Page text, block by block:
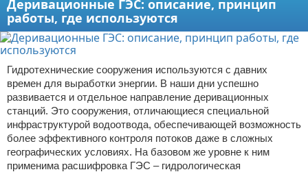
Деривационные ГЭС: описание, принцип
работы, где используются
Гидротехнические сооружения используются с давних
времен для выработки энергии. В наши дни успешно
развивается и отдельное направление деривационных
станций. Это сооружения, отличающиеся специальной
инфраструктурой водоотвода, обеспечивающей возможность
более эффективного контроля потоков даже в сложных
географических условиях. На базовом же уровне к ним
применима расшифровка ГЭС – гидрологическая